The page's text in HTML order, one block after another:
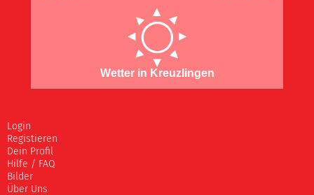
Wetter in Kreuzlingen
Login
Registieren
Dein Profil
Hilfe / FAQ
Bilder
Über Uns